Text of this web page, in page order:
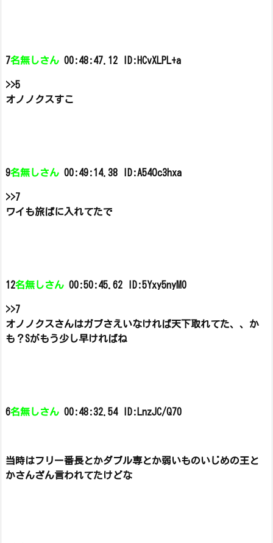
7名無しさん 00:48:47.12 ID:HCvXLPL+a
>>5
オノノクスすこ
9名無しさん 00:49:14.38 ID:A54Oc3hxa
>>7
ワイも旅ぱに入れてたで
12名無しさん 00:50:45.62 ID:5Yxy5nyM0
>>7
オノノクスさんはガブさえいなければ天下取れてた、、か
も？Sがもう少し早ければね
6名無しさん 00:48:32.54 ID:LnzJC/Q70
当時はフリー番長とかダブル専とか弱いものいじめの王と
かさんざん言われてたけどな